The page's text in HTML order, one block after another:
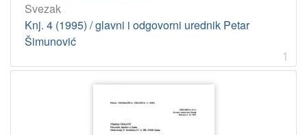
Svezak
Knj. 4 (1995) / glavni i odgovorni urednik Petar
Šimunović
1